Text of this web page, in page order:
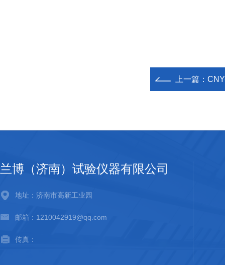
上一篇：
兰博（济南）试验仪器有限公司
地址：济南市高新工业园
邮箱：1210042919@qq.com
传真：